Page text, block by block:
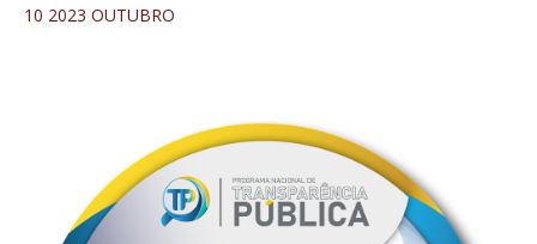
10 2023 OUTUBRO